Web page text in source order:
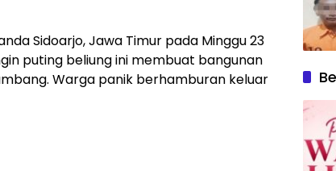
Sidoarjo, Jawa Timur pada Minggu 23
puting beliung ini membuat bangunan
Warga panik berhamburan keluar